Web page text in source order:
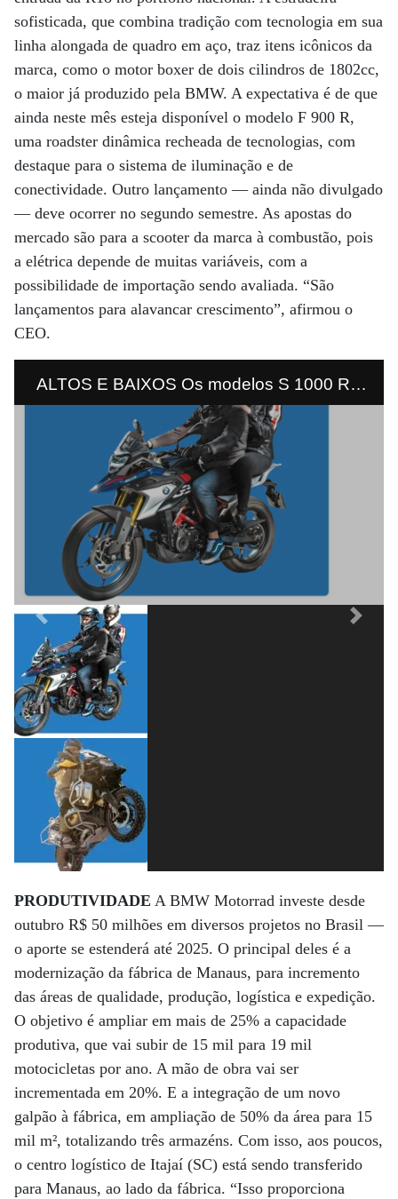
sofisticada, que combina tradição com tecnologia em sua
linha alongada de quadro em aço, traz itens icônicos da
marca, como o motor boxer de dois cilindros de 1802cc,
o maior já produzido pela BMW. A expectativa é de que
ainda neste mês esteja disponível o modelo F 900 R,
uma roadster dinâmica recheada de tecnologias, com
destaque para o sistema de iluminação e de
conectividade. Outro lançamento — ainda não divulgado
— deve ocorrer no segundo semestre. As apostas do
mercado são para a scooter da marca à combustão, pois
a elétrica depende de muitas variáveis, com a
possibilidade de importação sendo avaliada. “São
lançamentos para alavancar crescimento”, afirmou o
CEO.
ALTOS E BAIXOS Os modelos S 1000 RR
(esportiva), R 1250 GS Adventure (maxtrail) e
G 310 (de entrada) são destaques de vendas
no Brasil.
Previous Next
PRODUTIVIDADE A BMW Motorrad investe desde
outubro R$ 50 milhões em diversos projetos no Brasil —
o aporte se estenderá até 2025. O principal deles é a
modernização da fábrica de Manaus, para incremento
das áreas de qualidade, produção, logística e expedição.
O objetivo é ampliar em mais de 25% a capacidade
produtiva, que vai subir de 15 mil para 19 mil
motocicletas por ano. A mão de obra vai ser
incrementada em 20%. E a integração de um novo
galpão à fábrica, em ampliação de 50% da área para 15
mil m², totalizando três armazéns. Com isso, aos poucos,
o centro logístico de Itajaí (SC) está sendo transferido
para Manaus, ao lado da fábrica. “Isso proporciona